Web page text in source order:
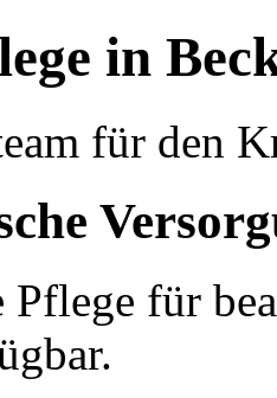
in
für den
Pflege für